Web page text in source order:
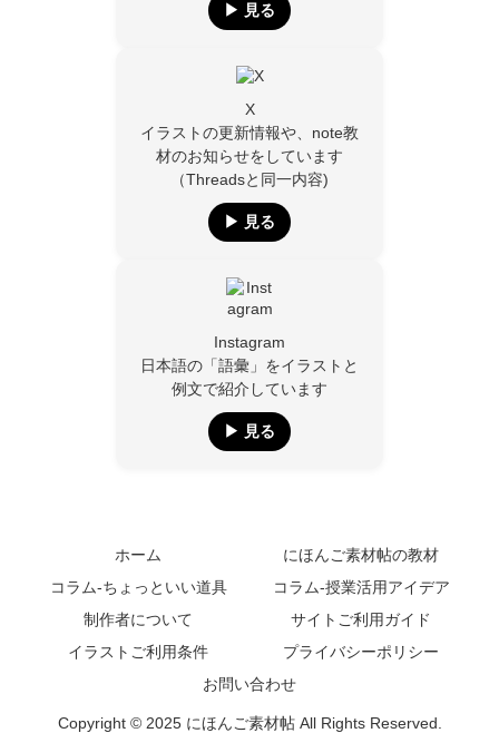
▶︎ 見る
X
イラストの更新情報や、note教
材のお知らせをしています
（Threadsと同一内容)
▶︎ 見る
Instagram
日本語の「語彙」をイラストと
例文で紹介しています
▶︎ 見る
ホーム
にほんご素材帖の教材
コラム-ちょっといい道具
コラム-授業活用アイデア
制作者について
サイトご利用ガイド
イラストご利用条件
プライバシーポリシー
お問い合わせ
Copyright © 2025 にほんご素材帖 All Rights Reserved.